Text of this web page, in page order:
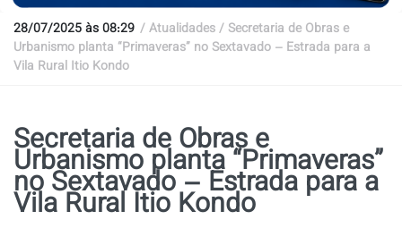
28/07/2025 às 08:29 / Atualidades / Secretaria de Obras e
Urbanismo planta “Primaveras” no Sextavado – Estrada para a
Vila Rural Itio Kondo
Secretaria de Obras e
Urbanismo planta “Primaveras”
no Sextavado – Estrada para a
Vila Rural Itio Kondo